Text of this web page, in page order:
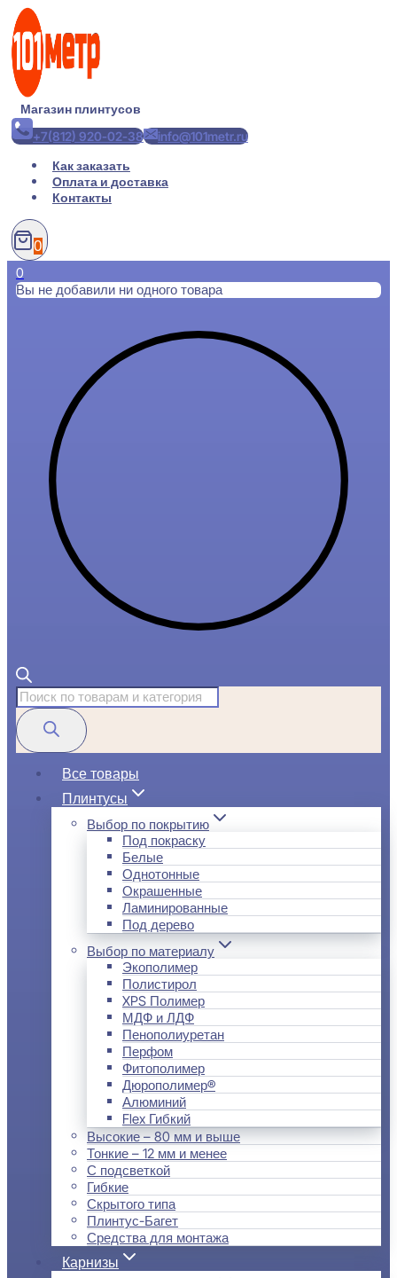
Перейти
содержимому
Магазин плинтусов
+7(812) 920-02-38
info@101metr.ru
Как заказать
Оплата и доставка
Контакты
0
0
Вы не добавили ни одного товара
Поиск
товаров
Все товары
Плинтусы
Выбор по покрытию
Под покраску
Белые
Однотонные
Окрашенные
Ламинированные
Под дерево
Выбор по материалу
Экополимер
Полистирол
XPS Полимер
МДФ и ЛДФ
Пенополиуретан
Перфом
Фитополимер
Дюрополимер®
Алюминий
Flex Гибкий
Высокие – 80 мм и выше
Тонкие – 12 мм и менее
С подсветкой
Гибкие
Скрытого типа
Плинтус-Багет
Средства для монтажа
Карнизы